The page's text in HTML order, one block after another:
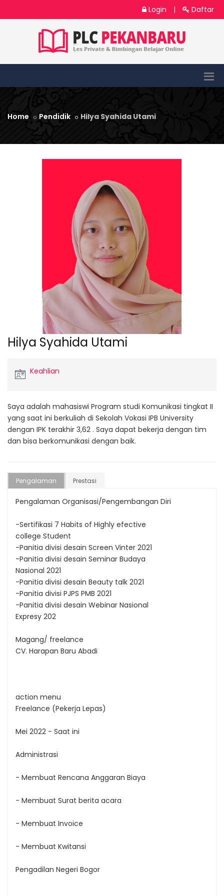
Login | Daftar
Home Pendidik Hilya Syahida Utami
Hilya Syahida Utami
Keahlian
Saya adalah mahasiswi Program studi Komunikasi tingkat II
yang saat ini berkuliah di Sekolah Vokasi IPB University
dengan IPK terakhir 3,62 . Saya dapat bekerja dengan tim
dan bisa berkomunikasi dengan baik.
Pengalaman Prestasi
Pengalaman Organisasi/Pengembangan Diri
-Sertifikasi 7 Habits of Highly efective
college Student
-Panitia divisi desain Screen Vinter 2021
-Panitia divisi desain Seminar Budaya
Nasional 2021
-Panitia divisi desain Beauty talk 2021
-Panitia divisi PJPS PMB 2021
-Panitia divisi desain Webinar Nasional
Expresy 202
Magang/ freelance
CV. Harapan Baru Abadi
action menu
Freelance (Pekerja Lepas)
Mei 2022 - Saat ini
Administrasi
- Membuat Rencana Anggaran Biaya
- Membuat Surat berita acara
- Membuat Invoice
- Membuat Kwitansi
Pengadilan Negeri Bogor